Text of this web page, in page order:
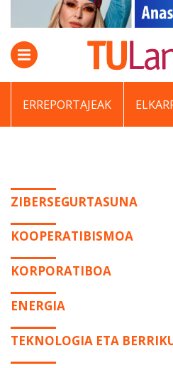
ERREPORTAJEAK
ZIBERSEGURTASUNA
KOOPERATIBISMOA
KORPORATIBOA
ENERGIA
TEKNOLOGIA ETA